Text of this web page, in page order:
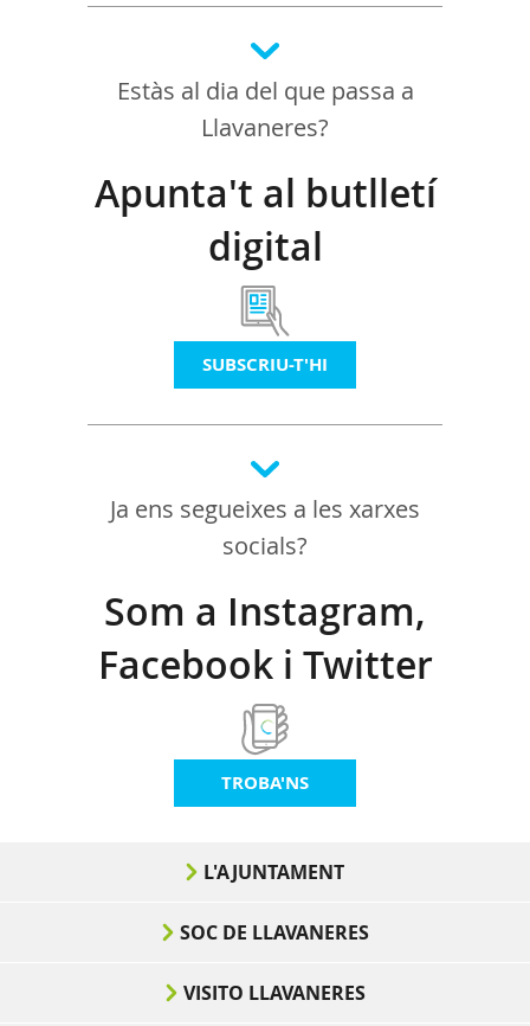
Estàs al dia del que passa a
Llavaneres?
Apunta't al butlletí
digital
SUBSCRIU-T'HI
Ja ens segueixes a les xarxes
socials?
Som a Instagram,
Facebook i Twitter
TROBA'NS
L'AJUNTAMENT
SOC DE LLAVANERES
VISITO LLAVANERES